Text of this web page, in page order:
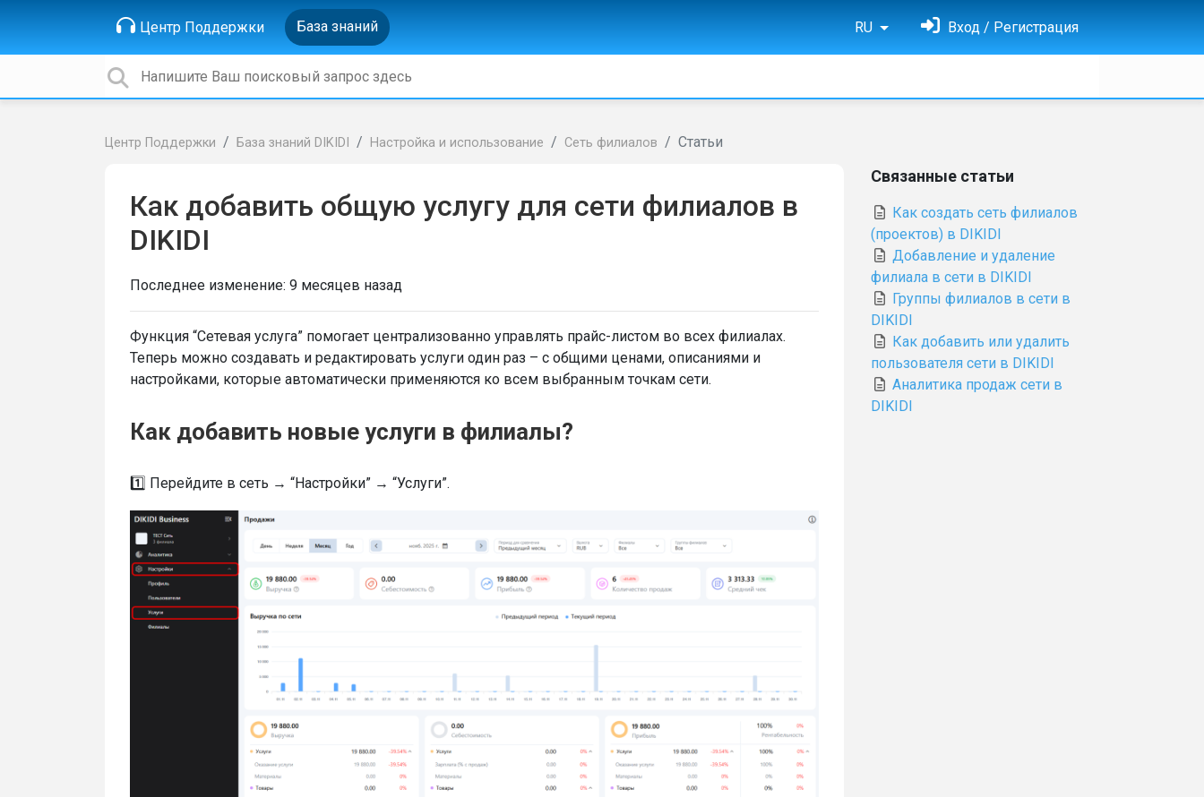
Центр Поддержки База знаний RU Вход / Регистрация
Центр Поддержки База знаний DIKIDI Настройка и использование Сеть филиалов Статьи
Как добавить общую услугу для сети филиалов в
DIKIDI
Последнее изменение: 9 месяцев назад
Функция “Сетевая услуга” помогает централизованно управлять прайс-листом во всех филиалах.
Теперь можно создавать и редактировать услуги один раз – с общими ценами, описаниями и
настройками, которые автоматически применяются ко всем выбранным точкам сети.
Как добавить новые услуги в филиалы?
1️⃣ Перейдите в сеть → “Настройки” → “Услуги”.
Связанные статьи
Как создать сеть филиалов
(проектов) в DIKIDI
Добавление и удаление
филиала в сети в DIKIDI
Группы филиалов в сети в
DIKIDI
Как добавить или удалить
пользователя сети в DIKIDI
Аналитика продаж сети в
DIKIDI